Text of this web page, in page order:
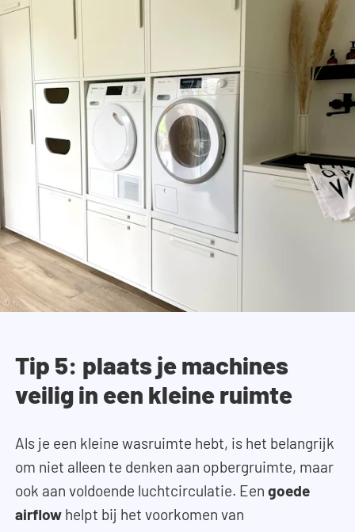
Tip 5: plaats je machines
veilig in een kleine ruimte
Als je een kleine wasruimte hebt, is het belangrijk
om niet alleen te denken aan opbergruimte, maar
ook aan voldoende luchtcirculatie. Eengoede
airflow helpt bij het voorkomen van